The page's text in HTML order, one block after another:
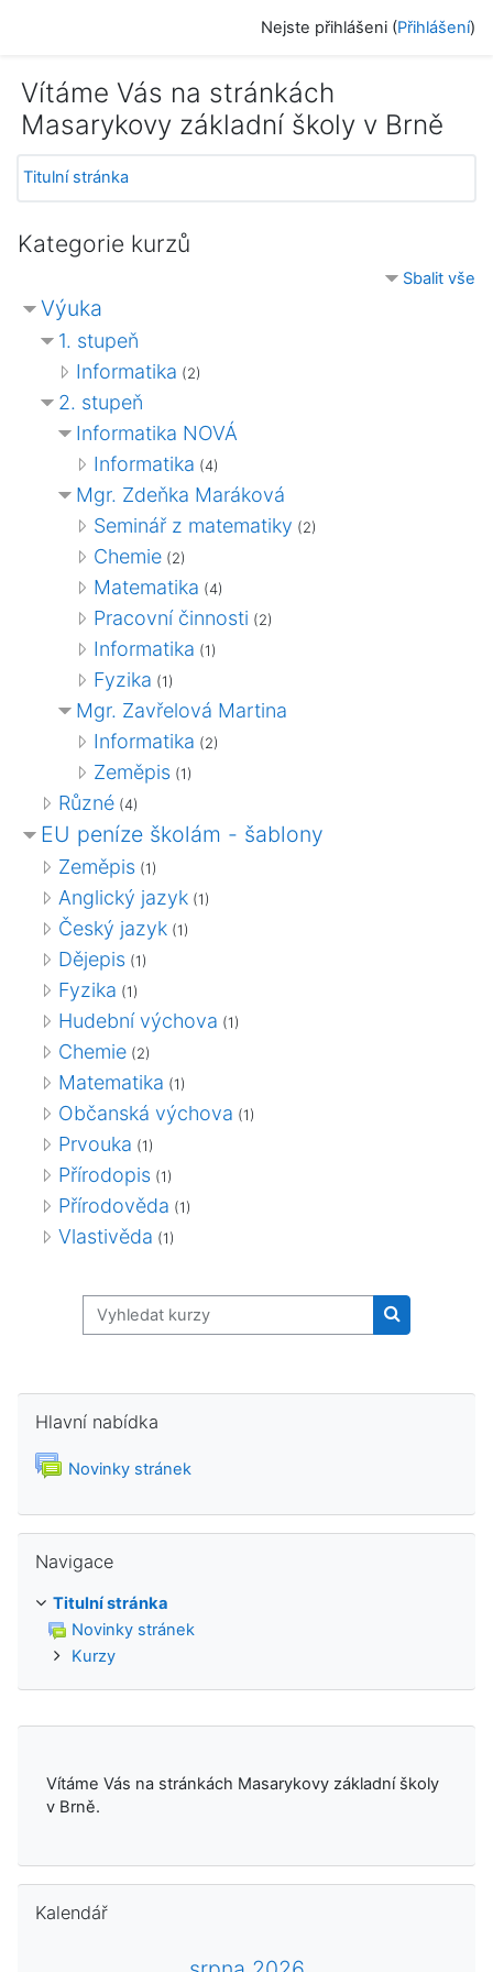
Nejste přihlášeni (Přihlášení)
Vítáme Vás na stránkách
Masarykovy základní školy v Brně
Titulní stránka
Kategorie kurzů
Sbalit vše
Výuka
1. stupeň
Informatika (2)
2. stupeň
Informatika NOVÁ
Informatika (4)
Mgr. Zdeňka Maráková
Seminář z matematiky (2)
Chemie (2)
Matematika (4)
Pracovní činnosti (2)
Informatika (1)
Fyzika (1)
Mgr. Zavřelová Martina
Informatika (2)
Zeměpis (1)
Různé (4)
EU peníze školám - šablony
Zeměpis (1)
Anglický jazyk (1)
Český jazyk (1)
Dějepis (1)
Fyzika (1)
Hudební výchova (1)
Chemie (2)
Matematika (1)
Občanská výchova (1)
Prvouka (1)
Přírodopis (1)
Přírodověda (1)
Vlastivěda (1)
Vyhledat kurzy
Vyhledat
Hlavní nabídka
Novinky stránekFórum
Navigace
Titulní stránka
Novinky stránek
Kurzy
Vítáme Vás na stránkách Masarykovy základní školy
v Brně.
Kalendář